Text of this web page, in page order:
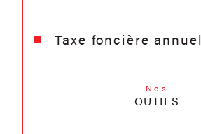
Taxe foncière
Nos
OUTILS